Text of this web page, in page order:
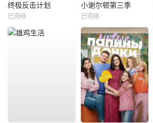
终极反击计划
已完结
小谢尔顿第三季
已完结